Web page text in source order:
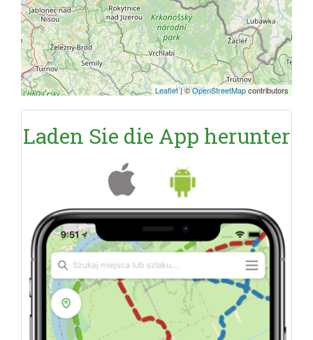
Leaflet|©OpenStreetMapcontributors
Laden Sie die App herunter